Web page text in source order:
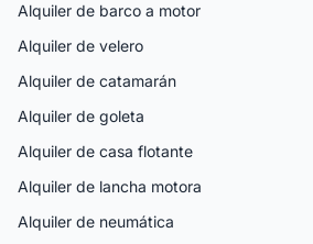
Alquiler de barco a motor
Alquiler de velero
Alquiler de catamarán
Alquiler de goleta
Alquiler de casa flotante
Alquiler de lancha motora
Alquiler de neumática